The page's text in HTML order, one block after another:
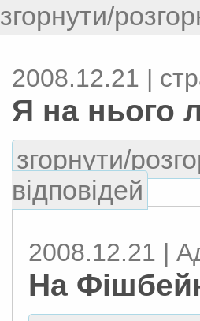
згорнути/
2008.12.21 |
Я на нього
згорнути/
відповідей
2008.12.21 |
На